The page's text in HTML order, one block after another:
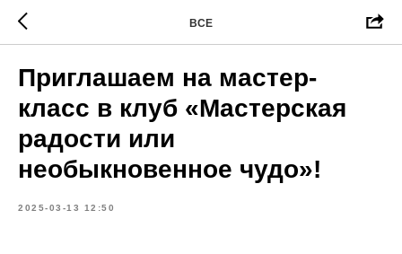
ВСЕ
Приглашаем на мастер-
класс в клуб «Мастерская
радости или
необыкновенное чудо»!
2025-03-13 12:50